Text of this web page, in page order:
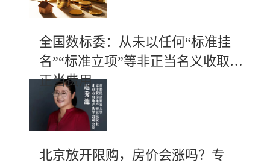
全国数标委：从未以任何“标准挂
名”“标准立项”等非正当名义收取不
正当费用
北京放开限购，房价会涨吗？专